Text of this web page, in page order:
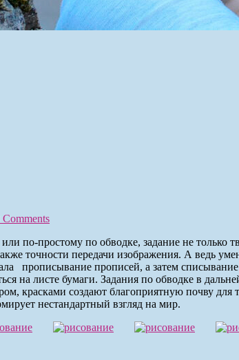
Comments
по-простому по обводке, задание не только
точности передачи изображения. А ведь
прописывание прописей, а затем
на листе бумаги. Задания по обводке в
красками создают благоприятную почву
нестандартный взгляд на мир.